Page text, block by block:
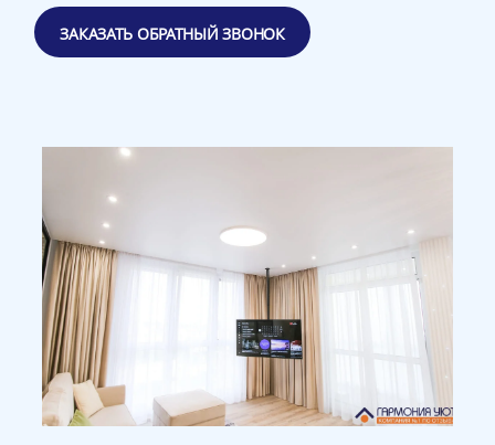
ЗАКАЗАТЬ ОБРАТНЫЙ ЗВОНОК